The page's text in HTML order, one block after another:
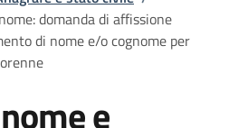
domanda di affissione
di nome e/o cognome per
e